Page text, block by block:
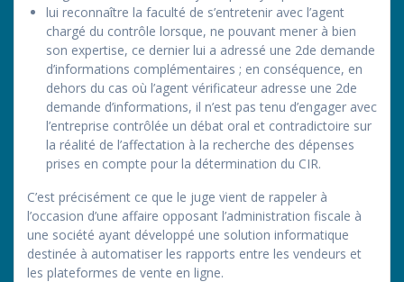
lui reconnaître la faculté de s’entretenir avec l’agent
chargé du contrôle lorsque, ne pouvant mener à bien
son expertise, ce dernier lui a adressé une 2de demande
d’informations complémentaires ; en conséquence, en
dehors du cas où l’agent vérificateur adresse une 2de
demande d’informations, il n’est pas tenu d’engager avec
l’entreprise contrôlée un débat oral et contradictoire sur
la réalité de l’affectation à la recherche des dépenses
prises en compte pour la détermination du CIR.
C’est précisément ce que le juge vient de rappeler à
l’occasion d’une affaire opposant l’administration fiscale à
une société ayant développé une solution informatique
destinée à automatiser les rapports entre les vendeurs et
les plateformes de vente en ligne.